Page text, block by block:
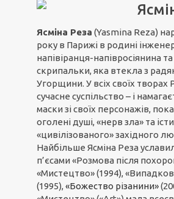
Ясміна Реза (Yasmina Reza)
року в Парижі в родині
напівіранця-напівросіянина
скрипальки, яка втекла з
Угорщини. У всіх своїх творах
сучасне суспільство – і
маски зі своїх персонажів,
оголені душі, «нерв зла» та
«цивілізованого» західного
Найбільше Ясміна Реза
п’єсами «Розмова після
«Мистецтво» (1994),
(1995), «Божество різанини»